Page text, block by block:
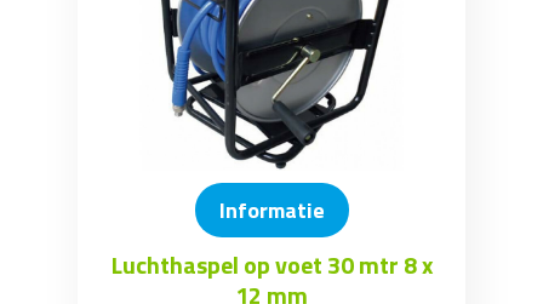
Informatie
Luchthaspel op voet 30 mtr 8 x
12 mm